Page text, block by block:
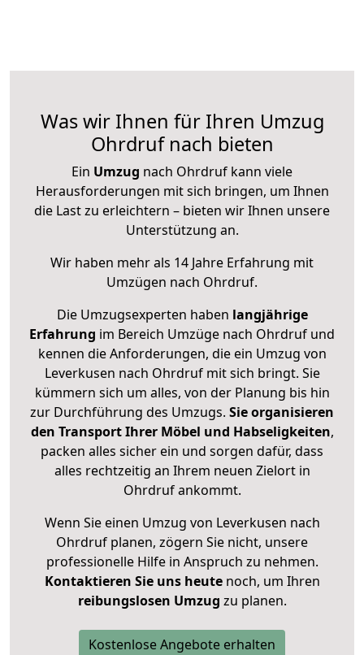
Was wir Ihnen für Ihren Umzug
Ohrdruf nach bieten
Ein Umzug nach Ohrdruf kann viele
Herausforderungen mit sich bringen, um Ihnen
die Last zu erleichtern – bieten wir Ihnen unsere
Unterstützung an.
Wir haben mehr als 14 Jahre Erfahrung mit
Umzügen nach Ohrdruf.
Die Umzugsexperten haben langjährige
Erfahrung im Bereich Umzüge nach Ohrdruf und
kennen die Anforderungen, die ein Umzug von
Leverkusen nach Ohrdruf mit sich bringt. Sie
kümmern sich um alles, von der Planung bis hin
zur Durchführung des Umzugs. Sie organisieren
den Transport Ihrer Möbel und Habseligkeiten,
packen alles sicher ein und sorgen dafür, dass
alles rechtzeitig an Ihrem neuen Zielort in
Ohrdruf ankommt.
Wenn Sie einen Umzug von Leverkusen nach
Ohrdruf planen, zögern Sie nicht, unsere
professionelle Hilfe in Anspruch zu nehmen.
Kontaktieren Sie uns heutenoch, um Ihren
reibungslosen Umzug zu planen.
Kostenlose Angebote erhalten